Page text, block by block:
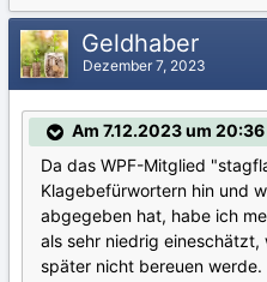
Geldhaber
Dezember 7, 2023
Am 7.12.2023 um
Da das WPF-Mitglied
Klagebefürwortern hin und
abgegeben hat, habe ich
als sehr niedrig
später nicht bereuen werde.